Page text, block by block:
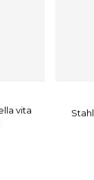
stahl damenhalskette blume des lebens